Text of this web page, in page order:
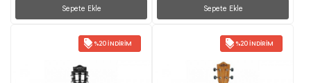
Sepete Ekle Sepete Ekle
%20 İNDIRIM %20 İNDIRIM